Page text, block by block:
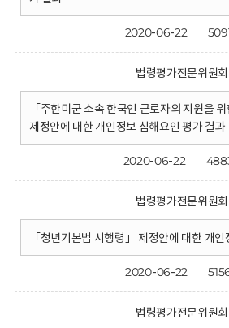
2020-06-22
법령평가전문위원회
「주한미군 소속 한국인 근로자의 지원을 위
제정안에 대한 개인정보 침해요인 평가 결과
2020-06-22
법령평가전문위원회
「청년기본법 시행령」 제정안에 대한 개
2020-06-22
법령평가전문위원회